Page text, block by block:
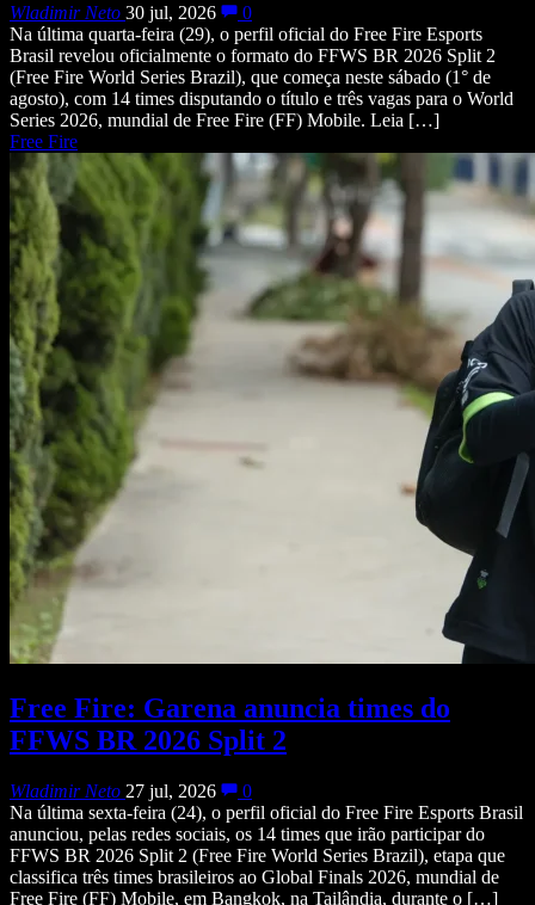
Wladimir Neto 30 jul, 2026
0
Na última quarta-feira (29), o perfil oficial do Free Fire Esports
Brasil revelou oficialmente o formato do FFWS BR 2026 Split 2
(Free Fire World Series Brazil), que começa neste sábado (1° de
agosto), com 14 times disputando o título e três vagas para o World
Series 2026, mundial de Free Fire (FF) Mobile. Leia […]
Free Fire
Free Fire: Garena anuncia times do
FFWS BR 2026 Split 2
Wladimir Neto 27 jul, 2026
0
Na última sexta-feira (24), o perfil oficial do Free Fire Esports Brasil
anunciou, pelas redes sociais, os 14 times que irão participar do
FFWS BR 2026 Split 2 (Free Fire World Series Brazil), etapa que
classifica três times brasileiros ao Global Finals 2026, mundial de
Free Fire (FF) Mobile, em Bangkok, na Tailândia, durante o […]